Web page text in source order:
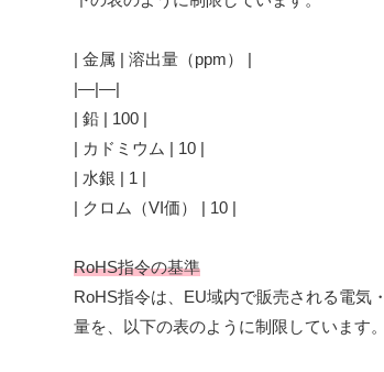
| 金属 | 溶出量（ppm） |
|—|—|
| 鉛 | 100 |
| カドミウム | 10 |
| 水銀 | 1 |
| クロム（VI価） | 10 |
RoHS指令の基準
RoHS指令は、EU域内で販売される電気
量を、以下の表のように制限しています。